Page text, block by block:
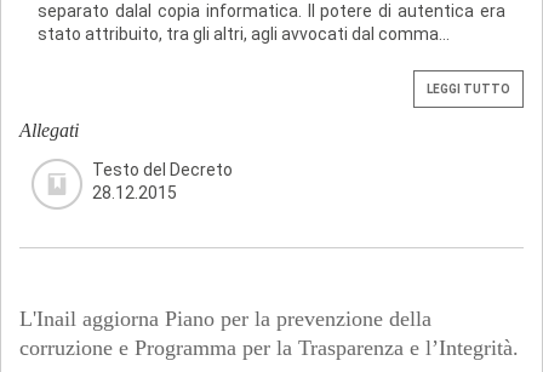
separato dalal copia informatica. Il potere di autentica era
stato attribuito, tra gli altri, agli avvocati dal comma...
LEGGI TUTTO
Allegati
Testo del Decreto
28.12.2015
L'Inail aggiorna Piano per la prevenzione della
corruzione e Programma per la Trasparenza e l’Integrità.